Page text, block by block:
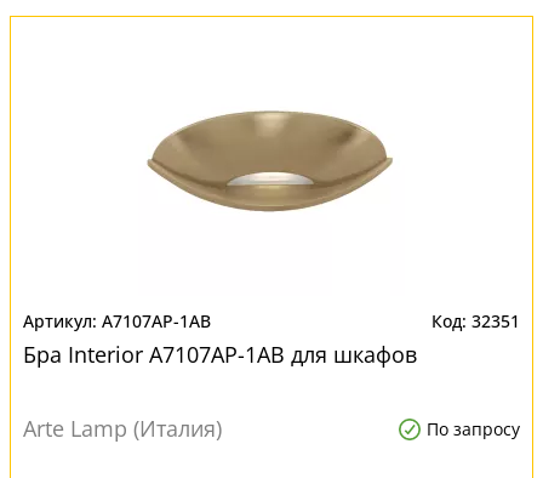
A7107AP-1AB 32351
Бра Interior A7107AP-1AB для шкафов
Arte Lamp (Италия) По запросу